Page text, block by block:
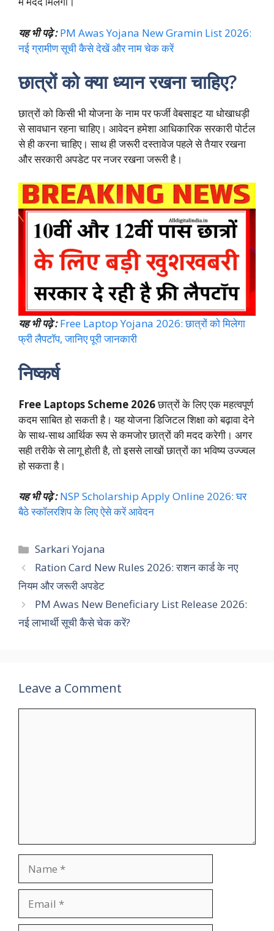
यह भी पढ़े : PM Awas Yojana New Gramin List 2026:
नई ग्रामीण सूची कैसे देखें और नाम चेक करें
छात्रों को क्या ध्यान रखना चाहिए?
छात्रों को किसी भी योजना के नाम पर फर्जी वेबसाइट या धोखाधड़ी
से सावधान रहना चाहिए। आवेदन हमेशा आधिकारिक सरकारी पोर्टल
से ही करना चाहिए। साथ ही जरूरी दस्तावेज पहले से तैयार रखना
और सरकारी अपडेट पर नजर रखना जरूरी है।
यह भी पढ़े : Free Laptop Yojana 2026: छात्रों को मिलेगा
फ्री लैपटॉप, जानिए पूरी जानकारी
निष्कर्ष
Free Laptops Scheme 2026छात्रों के लिए एक महत्वपूर्ण
कदम साबित हो सकती है। यह योजना डिजिटल शिक्षा को बढ़ावा देने
के साथ-साथ आर्थिक रूप से कमजोर छात्रों की मदद करेगी। अगर
सही तरीके से लागू होती है, तो इससे लाखों छात्रों का भविष्य उज्ज्वल
हो सकता है।
यह भी पढ़े : NSP Scholarship Apply Online 2026: घर
बैठे स्कॉलरशिप के लिए ऐसे करें आवेदन
Categories
Sarkari Yojana
Ration Card New Rules 2026: राशन कार्ड के नए
नियम और जरूरी अपडेट
PM Awas New Beneficiary List Release 2026:
नई लाभार्थी सूची कैसे चेक करें?
Leave a Comment